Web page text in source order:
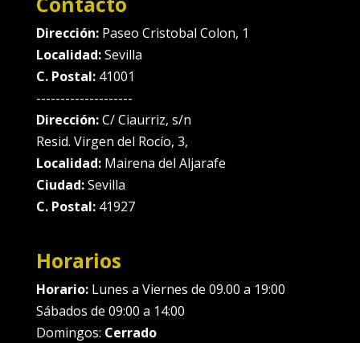
Dirección: Paseo Cristobal Colon, 1
Localidad:Sevilla
C. Postal:41001
--------------------
Dirección:C/ Ciaurriz, s/n
Resid. Virgen del Rocío, 3,
Localidad:Mairena del Aljarafe
Ciudad:Sevilla
C. Postal:41927
Horarios
Horario:Lunes a Viernes de 09.00 a 19:00
Sábados de 09:00 a 14:00
Domingos: Cerrado